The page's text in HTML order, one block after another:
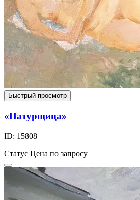
Быстрый просмотр
«Натурщица»
ID: 15808
Статус Цена по запросу